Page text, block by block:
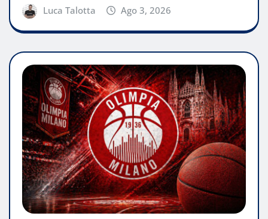
Luca Talotta Ago 3, 2026